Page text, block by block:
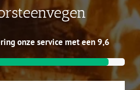
onze service met een 9,6